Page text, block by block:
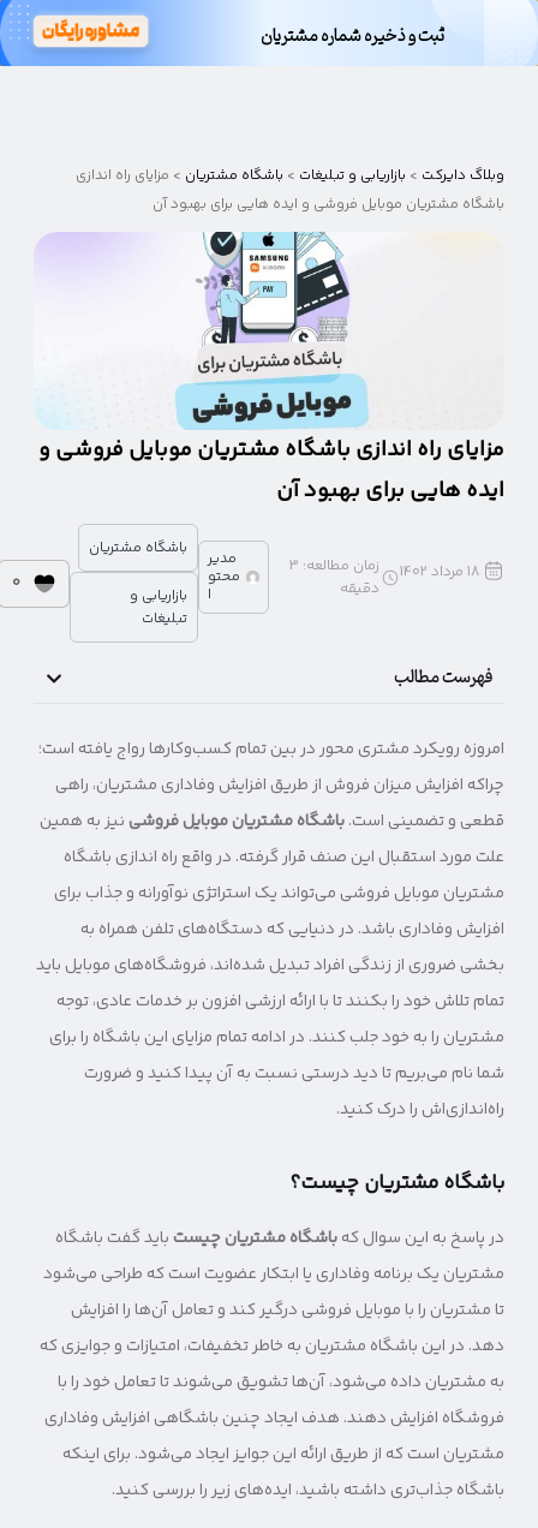
وبلاگ دایرکت
وبلاگ دایرکت > بازاریابی و تبلیغات > باشگاه مشتریان > مزایای راه اندازی
باشگاه مشتریان موبایل فروشی و ایده هایی برای بهبود آن
مزایای راه اندازی باشگاه مشتریان موبایل فروشی و
ایده هایی برای بهبود آن
مدیر
محتو
ا
باشگاه مشتریان
بازاریابی و
تبلیغات
0 18 مرداد 1402 زمان مطالعه: 3
دقیقه
فهرست مطالب
امروزه رویکرد مشتری محور در بین تمام کسب‌وکارها رواج یافته است؛
چراکه افزایش میزان فروش از طریق افزایش وفاداری مشتریان، راهی
قطعی و تضمینی است.باشگاه مشتریان موبایل فروشی نیز به همین
علت مورد استقبال این صنف قرار گرفته. در واقع راه اندازی باشگاه
مشتریان موبایل فروشی می‌تواند یک استراتژی نوآورانه و جذاب برای
افزایش وفاداری باشد. در دنیایی که دستگاه‌های تلفن همراه به
بخشی ضروری از زندگی افراد تبدیل شده‌اند، فروشگاه‌های موبایل باید
تمام تلاش خود را بکنند تا با ارائه ارزشی افزون بر خدمات عادی، توجه
مشتریان را به خود جلب کنند. در ادامه تمام مزایای این باشگاه را برای
شما نام می‌بریم تا دید درستی نسبت به آن پیدا کنید و ضرورت
راه‌اندازی‌اش را درک کنید.
باشگاه مشتریان چیست؟
در پاسخ به این سوال کهباشگاه مشتریان چیست باید گفت باشگاه
مشتریان یک برنامه وفاداری یا ابتکار عضویت است که طراحی می‌شود
تا مشتریان را با موبایل فروشی درگیر کند و تعامل آن‌ها را افزایش
دهد. در این باشگاه مشتریان به خاطر تخفیفات، امتیازات و جوایزی که
به مشتریان داده می‌شود، آن‌ها تشویق می‌شوند تا تعامل خود را با
فروشگاه افزایش دهند. هدف ایجاد چنین باشگاهی افزایش وفاداری
مشتریان است که از طریق ارائه این جوایز ایجاد می‌شود. برای اینکه
باشگاه جذاب‌تری داشته باشید، ایده‌های زیر را بررسی کنید.
ثبت و ذخیره شماره مشتریان